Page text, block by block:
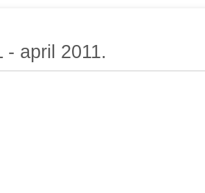
april 2011.